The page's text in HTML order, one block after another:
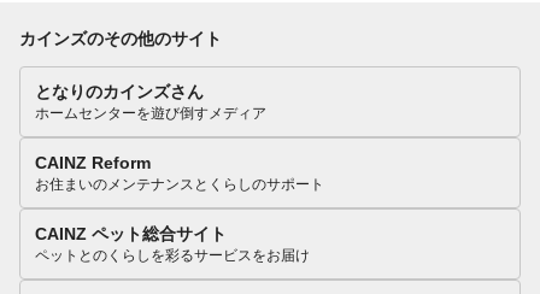
カインズのその他のサイト
となりのカインズさん
ホームセンターを遊び倒すメディア
CAINZ Reform
お住まいのメンテナンスとくらしのサポート
CAINZ ペット総合サイト
ペットとのくらしを彩るサービスをお届け